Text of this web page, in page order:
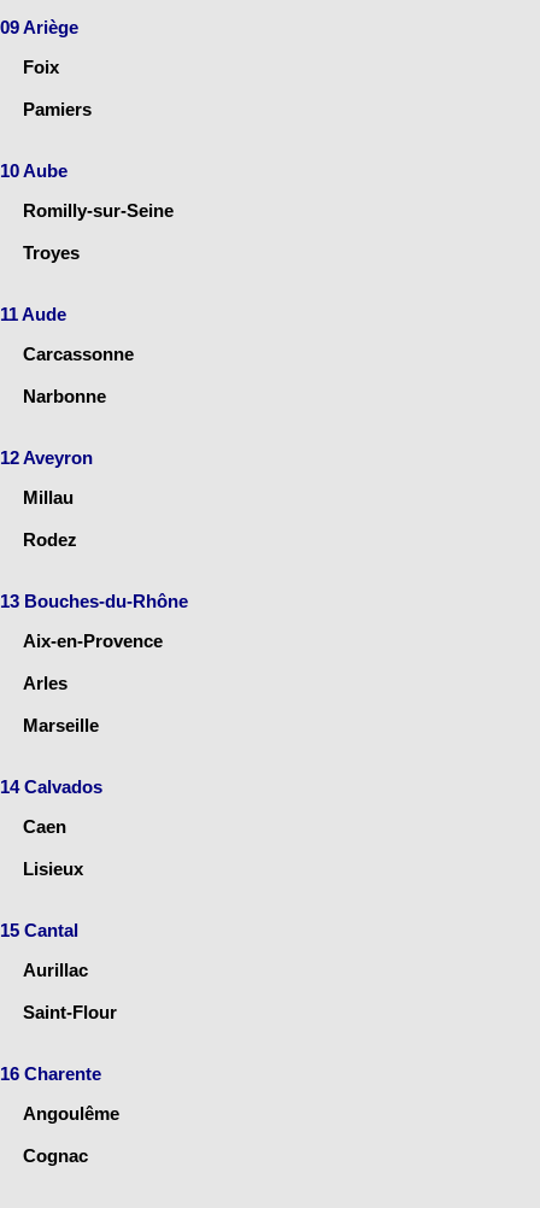
09 Ariège
Foix
Pamiers
10 Aube
Romilly-sur-Seine
Troyes
11 Aude
Carcassonne
Narbonne
12 Aveyron
Millau
Rodez
13 Bouches-du-Rhône
Aix-en-Provence
Arles
Marseille
14 Calvados
Caen
Lisieux
15 Cantal
Aurillac
Saint-Flour
16 Charente
Angoulême
Cognac